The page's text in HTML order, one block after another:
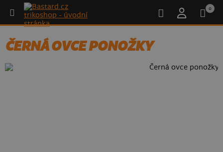
0
ČERNÁ OVCE PONOŽKY